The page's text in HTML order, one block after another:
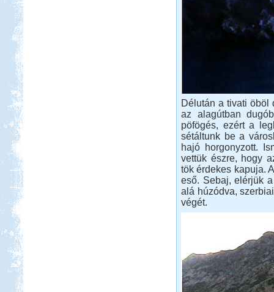
Délután a tivati öböl
az alagútban
pöfögés, ezért a
sétáltunk be a
hajó horgonyzott.
vettük észre, hogy
tök érdekes kapuja.
eső. Sebaj, elérjük
alá húzódva,
végét.